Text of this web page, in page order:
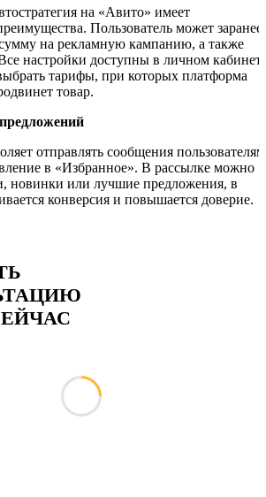
на «Авито» имеет
Пользователь может заранее
на рекламную кампанию, а также
настройки доступны в личном
тарифы, при которых платформа
товар.
отправлять сообщения
в «Избранное». В рассылке можно
новинки или лучшие предложения, в
конверсия и повышается доверие.